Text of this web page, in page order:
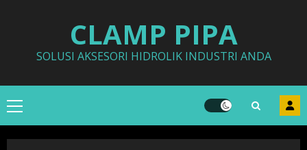
CLAMP PIPA
SOLUSI AKSESORI HIDROLIK INDUSTRI ANDA
Primary
Menu